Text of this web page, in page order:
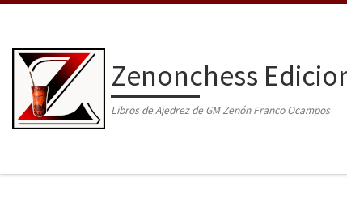
Zenonchess
Libros de Ajedrez de GM Zenón Franco Ocampos